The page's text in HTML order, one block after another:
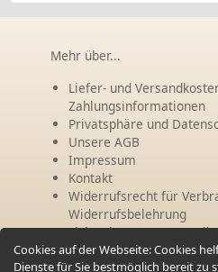
Cookies auf der Webseite:Cookies
Dienste für Sie bestmöglich bereit zu
Mehr über...
Liefer- und
Zahlungsinformationen
Privatsphäre und
Unsere AGB
Impressum
Kontakt
Widerrufsrecht für
Widerrufsbelehrung
Lichterbogen aus Metall